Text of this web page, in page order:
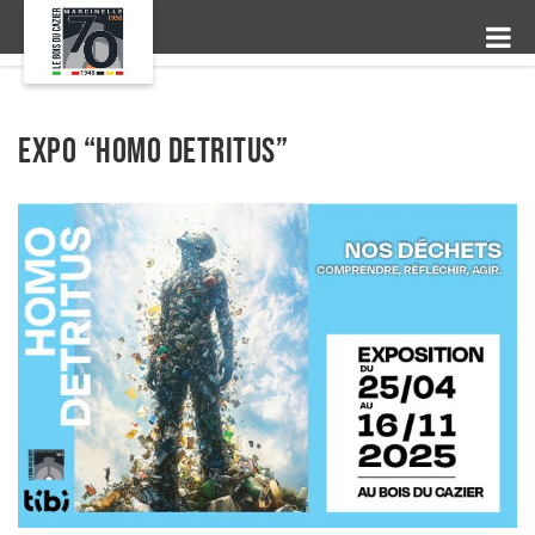
Expo “Homo Detritus”